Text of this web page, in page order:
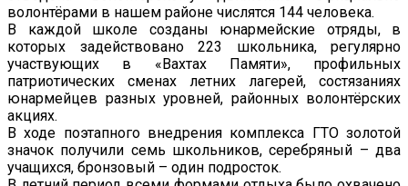
волонтёрами в нашем районе числятся 144 человека.
В каждой школе созданы юнармейские отряды, в
которых задействовано 223 школьника, регулярно
участвующих в «Вахтах Памяти», профильных
патриотических сменах летних лагерей, состязаниях
юнармейцев разных уровней, районных волонтёрских
акциях.
В ходе поэтапного внедрения комплекса ГТО золотой
значок получили семь школьников, серебряный – два
учащихся, бронзовый – один подросток.